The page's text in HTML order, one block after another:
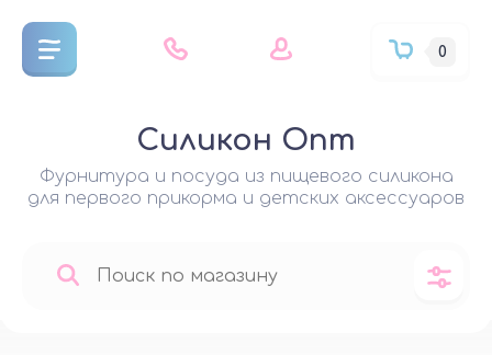
Силикон Опт
Фурнитура и посуда из пищевого силикона
для первого прикорма и детских аксессуаров
0